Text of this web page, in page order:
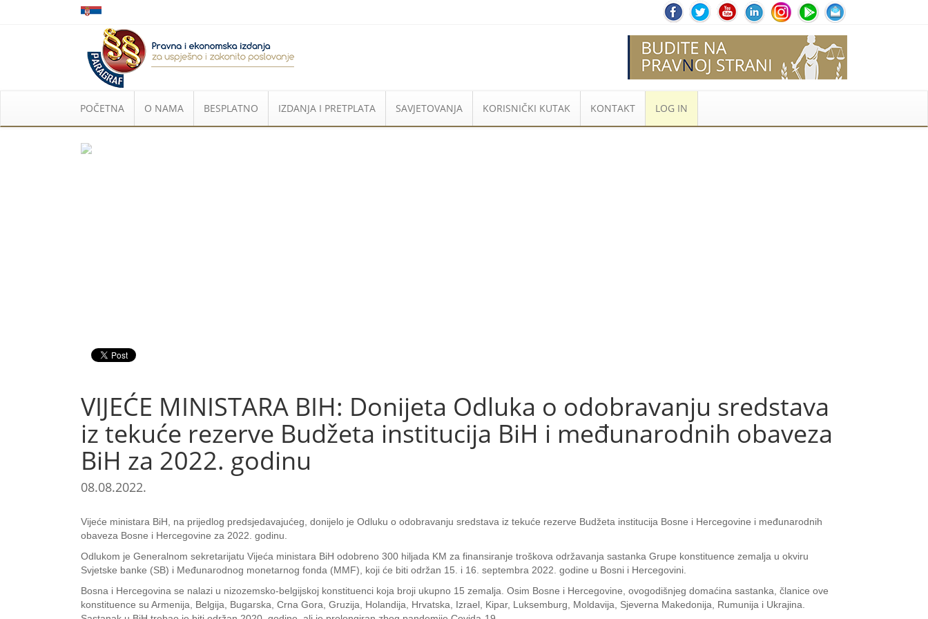
POČETNA O NAMA BESPLATNO IZDANJA I PRETPLATA SAVJETOVANJA KORISNIČKI KUTAK KONTAKT LOG IN
VIJEĆE MINISTARA BIH: Donijeta Odluka o odobravanju sredstava
iz tekuće rezerve Budžeta institucija BiH i međunarodnih obaveza
BiH za 2022. godinu
08.08.2022.
Vijeće ministara BiH, na prijedlog predsjedavajućeg, donijelo je Odluku o odobravanju sredstava iz tekuće rezerve Budžeta institucija Bosne i Hercegovine i međunarodnih
obaveza Bosne i Hercegovine za 2022. godinu.
Odlukom je Generalnom sekretarijatu Vijeća ministara BiH odobreno 300 hiljada KM za finansiranje troškova održavanja sastanka Grupe konstituence zemalja u okviru
Svjetske banke (SB) i Međunarodnog monetarnog fonda (MMF), koji će biti održan 15. i 16. septembra 2022. godine u Bosni i Hercegovini.
Bosna i Hercegovina se nalazi u nizozemsko-belgijskoj konstituenci koja broji ukupno 15 zemalja. Osim Bosne i Hercegovine, ovogodišnjeg domaćina sastanka, članice ove
konstituence su Armenija, Belgija, Bugarska, Crna Gora, Gruzija, Holandija, Hrvatska, Izrael, Kipar, Luksemburg, Moldavija, Sjeverna Makedonija, Rumunija i Ukrajina.